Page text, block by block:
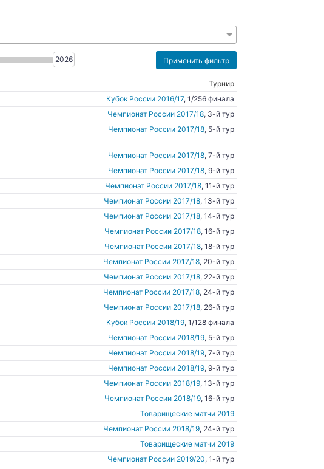
2026
Турнир
Кубок России 2016/17, 1/256 финала
Чемпионат России 2017/18, 3-й тур
Чемпионат России 2017/18, 5-й тур
Чемпионат России 2017/18, 7-й тур
Чемпионат России 2017/18, 9-й тур
Чемпионат России 2017/18, 11-й тур
Чемпионат России 2017/18, 13-й тур
Чемпионат России 2017/18, 14-й тур
Чемпионат России 2017/18, 16-й тур
Чемпионат России 2017/18, 18-й тур
Чемпионат России 2017/18, 20-й тур
Чемпионат России 2017/18, 22-й тур
Чемпионат России 2017/18, 24-й тур
Чемпионат России 2017/18, 26-й тур
Кубок России 2018/19, 1/128 финала
Чемпионат России 2018/19, 5-й тур
Чемпионат России 2018/19, 7-й тур
Чемпионат России 2018/19, 9-й тур
Чемпионат России 2018/19, 13-й тур
Чемпионат России 2018/19, 16-й тур
Товарищеские матчи 2019
Чемпионат России 2018/19, 24-й тур
Товарищеские матчи 2019
Чемпионат России 2019/20, 1-й тур